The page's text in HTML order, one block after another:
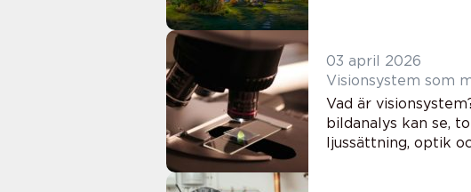
03 april 2026
Visionsystem som
Vad är
bildanalys kan se,
ljussättning, optik